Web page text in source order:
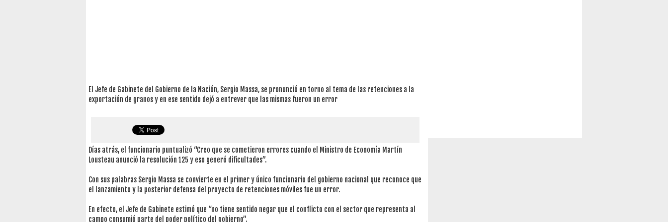
El Jefe de Gabinete del Gobierno de la Nación, Sergio Massa, se pronunció en torno al tema de las retenciones a la
exportación de granos y en ese sentido dejó a entrever que las mismas fueron un error
Días atrás, el funcionario puntualizó “Creo que se cometieron errores cuando el Ministro de Economía Martín
Lousteau anunció la resolución 125 y eso generó dificultades”.
Con sus palabras Sergio Massa se convierte en el primer y único funcionario del gobierno nacional que reconoce que
el lanzamiento y la posterior defensa del proyecto de retenciones móviles fue un error.
En efecto, el Jefe de Gabinete estimó que “no tiene sentido negar que el conflicto con el sector que representa al
campo consumió parte del poder político del gobierno”.